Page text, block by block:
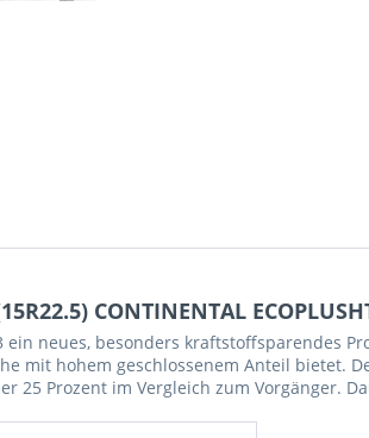
CONTINENTAL
ein neues, besonders kraftstoffsparendes
mit hohem geschlossenem Anteil
25 Prozent im Vergleich zum Vorgänger.